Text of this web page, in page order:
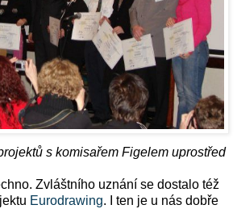
s komisařem Figelem uprostřed
Zvláštního uznání se dostalo též
Eurodrawing. I ten je u nás dobře